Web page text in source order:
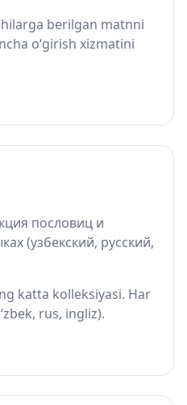
berilgan matnni
o‘girish xizmatini
пословиц и
(узбекский, русский,
katta kolleksiyasi. Har
rus, ingliz).